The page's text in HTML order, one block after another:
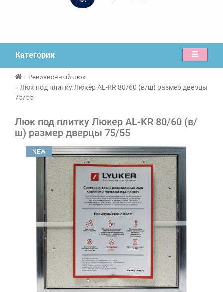
Категории
Ревизионный люк
Люк под плитку Люкер AL-KR 80/60 (в/ш) размер дверцы
75/55
Люк под плитку Люкер AL-KR 80/60 (в/
ш) размер дверцы 75/55
NEW